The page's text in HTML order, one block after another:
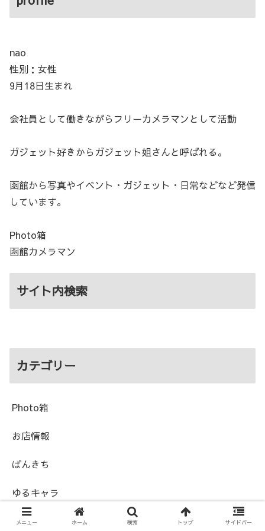
nao
性別：女性
9月18日生まれ
会社員として働きながらフリーカメラマンとして活動
ガジェット好きからガジェット姐さんと呼ばれる。
函館から写真やイベント・ガジェット・日常などなど発信
しています。
Photo箱
函館カメラマン
サイト内検索
カテゴリー
Photo箱
お店情報
ぱんきち
ゆるキャラ
イベント
メニュー ホーム 検索 トップ サイドバー